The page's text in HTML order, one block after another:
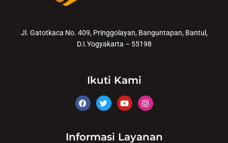
Jl. Gatotkaca No. 409, Pringgolayan, Banguntapan, Bantul,
D.I.Yogyakarta – 55198
Ikuti Kami
Informasi Layanan